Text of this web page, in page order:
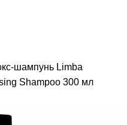
шампунь Limba
Shampoo 300 мл